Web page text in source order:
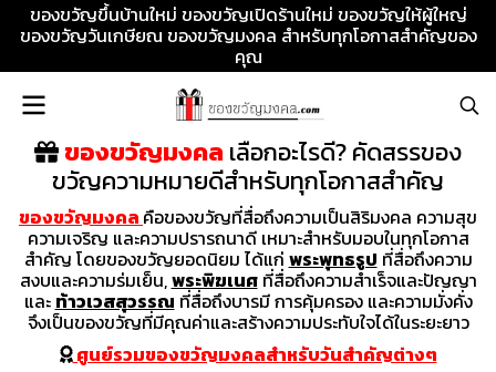
ของขวัญขึ้นบ้านใหม่ ของขวัญเปิดร้านใหม่ ของขวัญให้ผู้ใหญ่
ของขวัญวันเกษียณ ของขวัญมงคล สำหรับทุกโอกาสสำคัญของ
คุณ
ของขวัญมงคล เลือกอะไรดี? คัดสรรของ
ขวัญความหมายดีสำหรับทุกโอกาสสำคัญ
ของขวัญมงคล คือของขวัญที่สื่อถึงความเป็นสิริมงคล ความสุข
ความเจริญ และความปรารถนาดี เหมาะสำหรับมอบในทุกโอกาส
สำคัญ โดยของขวัญยอดนิยม ได้แก่ พระพุทธรูป ที่สื่อถึงความ
สงบและความร่มเย็น,พระพิฆเนศที่สื่อถึงความสำเร็จและปัญญา
และ ท้าวเวสสุวรรณ ที่สื่อถึงบารมี การคุ้มครอง และความมั่งคั่ง
จึงเป็นของขวัญที่มีคุณค่าและสร้างความประทับใจได้ในระยะยาว
ศูนย์รวมของขวัญมงคลสำหรับวันสำคัญต่างๆ